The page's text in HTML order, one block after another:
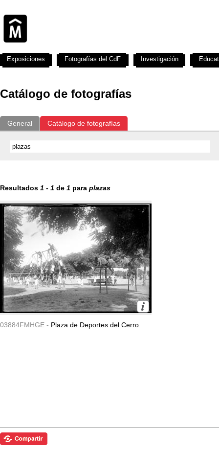
Catálogo de fotografías
General Catálogo de fotografías
Resultados 1 - 1 de 1 para plazas
03884FMHGE - Plaza de Deportes del Cerro.
Exposiciones Fotografías del CdF Investigación